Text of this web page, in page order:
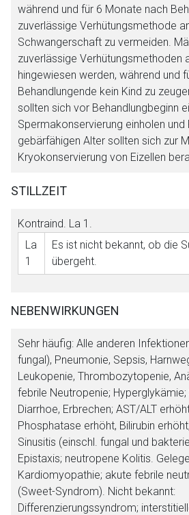
während und für 6 Monate nach
zuverlässige Verhütungsmethode
Schwangerschaft zu vermeiden.
zuverlässige Verhütungsmethoden
hingewiesen werden, während und
Behandlungende kein Kind zu
sollten sich vor Behandlungbeginn
Spermakonservierung einholen und
gebärfähigen Alter sollten sich zur
Kryokonservierung von Eizellen
STILLZEIT
Kontraind. La 1
La
1
Es ist nicht bekannt, ob die
übergeht.
NEBENWIRKUNGEN
Sehr häufig: Alle anderen
fungal), Pneumonie, Sepsis,
Leukopenie, Thrombozytopenie,
febrile Neutropenie;
Diarrhoe, Erbrechen; AST/ALT
Phosphatase erhöht, Bilirubin
Sinusitis (einschl. fungal und
Epistaxis; neutropene Kolitis.
Kardiomyopathie; akute febrile
(Sweet-Syndrom). Nicht bekannt:
Differenzierungssyndrom;